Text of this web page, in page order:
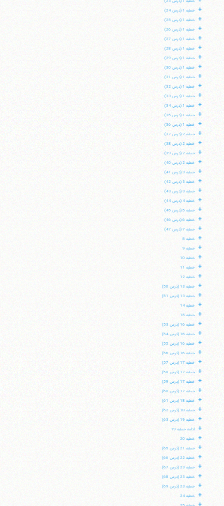
+ خطبه 1 (درس 24)
+ خطبه 1 (درس 25)
+ خطبه 1 (درس 26)
+ خطبه 1 (درس 27)
+ خطبه 1 (درس 28)
+ خطبه 1 (درس 29)
+ خطبه 1 (درس 30)
+ خطبه 1 (درس 31)
+ خطبه 1 (درس 32)
+ خطبه 1 (درس 33)
+ خطبه 1 (درس 34)
+ خطبه 1 (درس 35)
+ خطبه 1 (درس 36)
+ خطبه 2 (درس 37)
+ خطبه 2 (درس 38)
+ خطبه 2 (درس 39)
+ خطبه 2 (درس 40)
+ خطبه 3 (درس 41)
+ خطبه 3 (درس 42)
+ خطبه 3 (درس 43)
+ خطبه 4 (درس 44)
+ خطبه 5 (درس 45)
+ خطبه 6 (درس 46)
+ خطبه 7 (درس 47)
+ خطبه 8
+ خطبه 9
+ خطبه 10
+ خطبه 11
+ خطبه 12
+ خطبه 13 (درس 50)
+ خطبه 13 (درس 51)
+ خطبه 14
+ خطبه 15
+ خطبه 16 (درس 53)
+ خطبه 16 (درس 54)
+ خطبه 16 (درس 55)
+ خطبه 16 (درس 56)
+ خطبه 17 (درس 57)
+ خطبه 17 (درس 58)
+ خطبه 17 (درس 59)
+ خطبه 17 (درس 60)
+ خطبه 18 (درس 61)
+ خطبه 18 (درس 62)
+ خطبه 19 (درس 63)
+ ادامه خطبه 19
+ خطبه 20
+ خطبه 21 (درس 65)
+ خطبه 22 (درس 66)
+ خطبه 23 (درس 67)
+ خطبه 23 (درس 68)
+ خطبه 23 (درس 69)
+ خطبه 24